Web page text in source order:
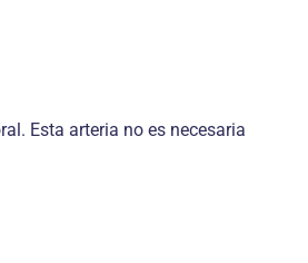
Esta arteria no es necesaria